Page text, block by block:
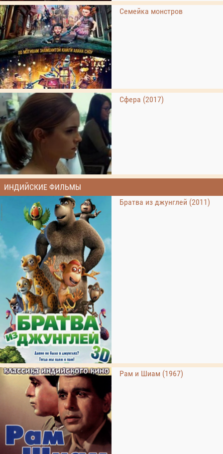
Семейка монстров
Сфера (2017)
ИНДИЙСКИЕ ФИЛЬМЫ
Братва из джунглей (2011)
Рам и Шиам (1967)